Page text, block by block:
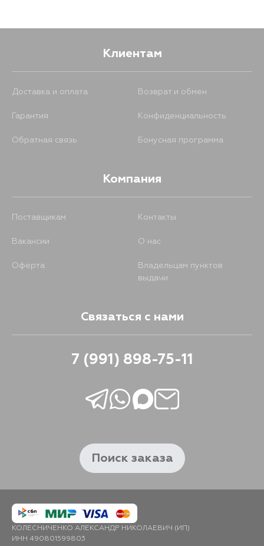
Клиентам
Доставка и оплата Возврат и обмен
Гарантия Конфиденциальность
Обратная связь Бонусная программа
Компания
Поставщикам Контакты
Вакансии О нас
Оферта
Владельцам пунктов
выдачи
Связаться с нами
7 (991) 898-75-11
Поиск заказа
КОЛЕСНИЧЕНКО АЛЕКСАНДР НИКОЛАЕВИЧ (ИП)
ИНН 490801599803